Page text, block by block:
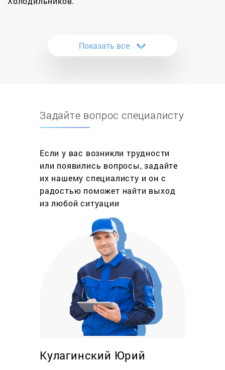
профессиональном уровне ремонтируем как
старые холодильники, так и современные модели
количество камер здесь значения не имеют –
однокамерные или двухкамерные. Если нарушать
один – поломка техники. Когда компрессор,
сложное механическое устройство, перестает
функционировать, вся система агрегата
оказывается парализованной. Дальнейшая его
работоспособность зависит от грамотного, а
самое главное, оперативного обслуживания. Не
имеет значения, установлен ли на Вашей кухне
белорусский Атлант или собранный по
итальянскому патенту Indesit.
В каждом установлен одинаковый компрессор и
оба они имеют схожее устройство внутренних
схем. Если Вы заметили, что мотор не
включается или не выключается, слышен
посторонний шум, температура в камере
вызовите мастера по ремонту холодильников. Он
приедет и произведет замену мотора. Процесс
Показать все
Задайте вопрос специалисту
Если у вас возникли трудности
или появились вопросы, задайте
их нашему специалисту и он с
радостью поможет найти выход
из любой ситуации
Кулагинский Юрий